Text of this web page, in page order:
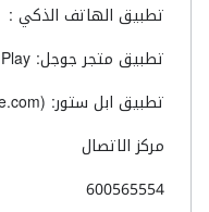
تطبيق الهاتف الذكي :
تطبيق متجر جوجل: MoIAT - Apps on Google Play
تطبيق ابل ستور: MOIAT on the App Store (apple.com)
مركز الاتصال
600565554